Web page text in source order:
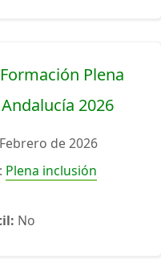
Plena
2026
Febrero de 2026
: Plena inclusión
No